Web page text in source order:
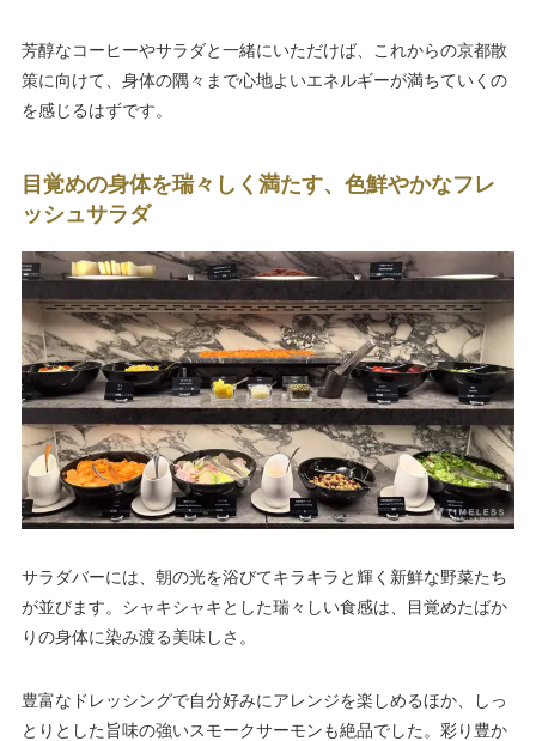
芳醇なコーヒーやサラダと一緒にいただけば、これからの京都散
策に向けて、身体の隅々まで心地よいエネルギーが満ちていくの
を感じるはずです。
目覚めの身体を瑞々しく満たす、色鮮やかなフレ
ッシュサラダ
サラダバーには、朝の光を浴びてキラキラと輝く新鮮な野菜たち
が並びます。シャキシャキとした瑞々しい食感は、目覚めたばか
りの身体に染み渡る美味しさ。
豊富なドレッシングで自分好みにアレンジを楽しめるほか、しっ
とりとした旨味の強いスモークサーモンも絶品でした。彩り豊か